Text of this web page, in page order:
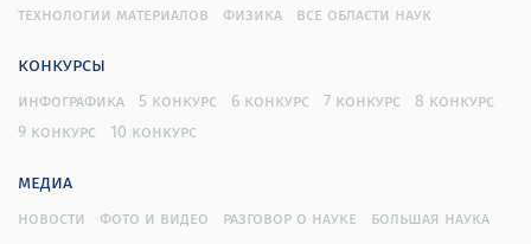
технологии материалов
физика все области наук
конкурсы
инфографика 5 конкурс 6 конкурс 7 конкурс
8 конкурс
9 конкурс
10 конкурс
медиа
новости фото и видео разговор о науке большая наука